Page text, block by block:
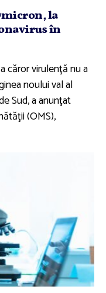
la
în
căror virulenţă nu a
noului val al
Sud, a anunţat
(OMS),